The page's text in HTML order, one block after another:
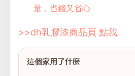
量，省錢又省心
>>dh乳膠漆商品頁 點我
這個家用了什麼